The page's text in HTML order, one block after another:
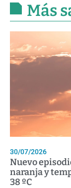
Más
30/07/2026
Nuevo
naranja y
38 ºC